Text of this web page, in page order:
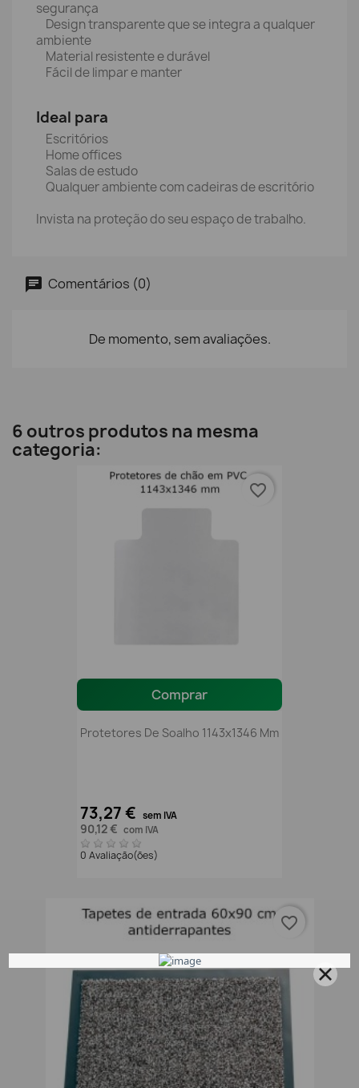
segurança
Design transparente que se integra a qualquer
ambiente
Material resistente e durável
Fácil de limpar e manter
Ideal para
Escritórios
Home offices
Salas de estudo
Qualquer ambiente com cadeiras de escritório
Invista na proteção do seu espaço de trabalho.
Comentários (0)
De momento, sem avaliações.
6 outros produtos na mesma
categoria:
Comprar
Protetores De Soalho 1143x1346 Mm
73,27 € sem IVA
90,12 € com IVA
0 Avaliação(ões)
favorite_border
favorite_border